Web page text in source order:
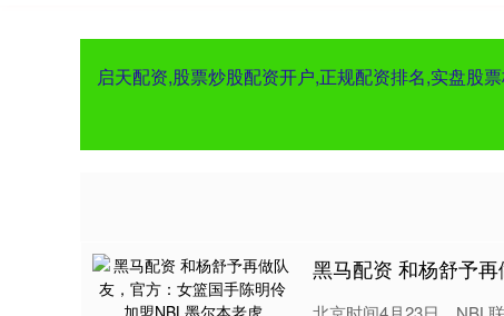
启天配资,股票炒股配资开户,正规配资排名,实盘股
黑马配资 和杨舒予